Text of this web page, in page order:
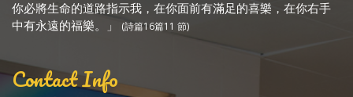
你必將生命的道路指示我，在你面前有滿足的喜樂，在你右手
中有永遠的福樂。」
(詩篇16篇11 節)
Contact Info